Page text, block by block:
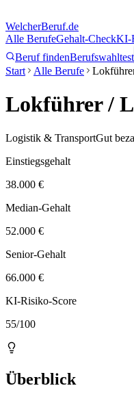
WelcherBeruf.de
Alle BerufeGehalt-CheckKI-
Beruf findenBerufswahltest
Start
Alle Berufe
Lokführer/
Logistik & TransportGut
Einstiegsgehalt
38.000 €
Median-Gehalt
52.000 €
Senior-Gehalt
66.000 €
KI-Risiko-Score
55/100
Überblick